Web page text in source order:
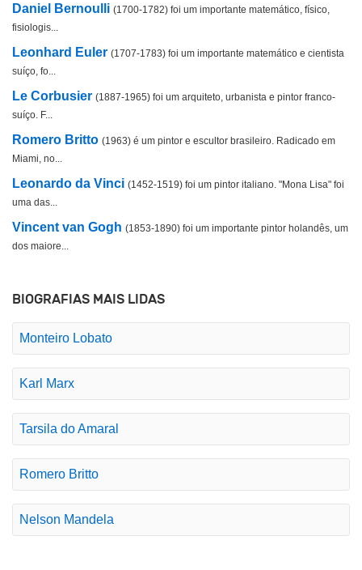
Daniel Bernoulli (1700-1782) foi um importante matemático, físico,
fisiologis...
Leonhard Euler (1707-1783) foi um importante matemático e cientista
suíço, fo...
Le Corbusier (1887-1965) foi um arquiteto, urbanista e pintor franco-
suíço. F...
Romero Britto (1963) é um pintor e escultor brasileiro. Radicado em
Miami, no...
Leonardo da Vinci (1452-1519) foi um pintor italiano. "Mona Lisa" foi
uma das...
Vincent van Gogh (1853-1890) foi um importante pintor holandês, um
dos maiore...
BIOGRAFIAS MAIS LIDAS
Monteiro Lobato
Karl Marx
Tarsila do Amaral
Romero Britto
Nelson Mandela